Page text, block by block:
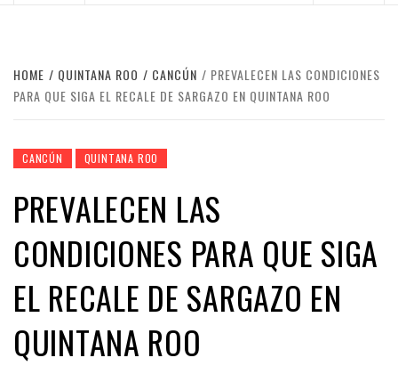
HOME QUINTANA ROO CANCÚN
PREVALECEN LAS CONDICIONES
PARA QUE SIGA EL RECALE DE SARGAZO EN QUINTANA ROO
CANCÚN QUINTANA ROO
PREVALECEN LAS
CONDICIONES PARA QUE SIGA
EL RECALE DE SARGAZO EN
QUINTANA ROO